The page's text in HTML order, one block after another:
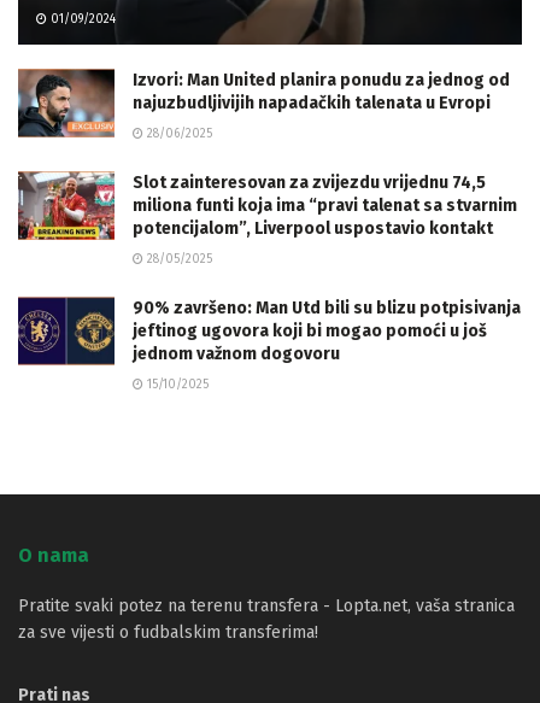
01/09/2024
Izvori: Man United planira ponudu za jednog od
najuzbudljivijih napadačkih talenata u Evropi
28/06/2025
Slot zainteresovan za zvijezdu vrijednu 74,5
miliona funti koja ima “pravi talenat sa stvarnim
potencijalom”, Liverpool uspostavio kontakt
28/05/2025
90% završeno: Man Utd bili su blizu potpisivanja
jeftinog ugovora koji bi mogao pomoći u još
jednom važnom dogovoru
15/10/2025
O nama
Pratite svaki potez na terenu transfera - Lopta.net, vaša stranica
za sve vijesti o fudbalskim transferima!
Prati nas